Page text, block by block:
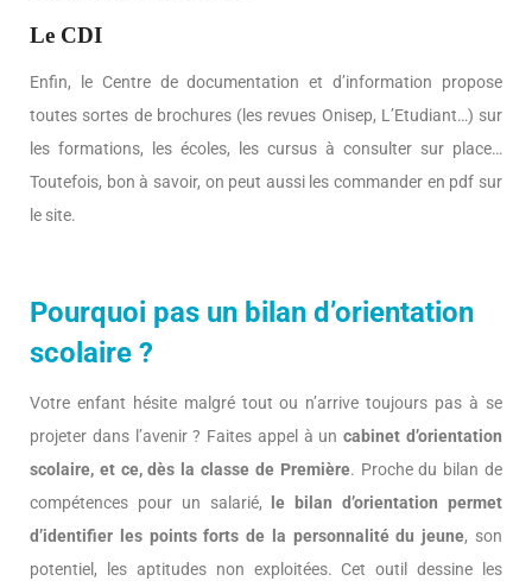
Le CDI
Enfin, le Centre de documentation et d’information propose
toutes sortes de brochures (les revues Onisep, L’Etudiant…) sur
les formations, les écoles, les cursus à consulter sur place…
Toutefois, bon à savoir, on peut aussi les commander en pdf sur
le site.
Pourquoi pas un bilan d’orientation
scolaire ?
Votre enfant hésite malgré tout ou n’arrive toujours pas à se
projeter dans l’avenir ? Faites appel à uncabinet d’orientation
scolaire, et ce, dès la classe de Première. Proche du bilan de
compétences pour un salarié,
le bilan d’orientation permet
d’identifier les points forts de la personnalité du jeune, son
potentiel, les aptitudes non exploitées. Cet outil dessine les